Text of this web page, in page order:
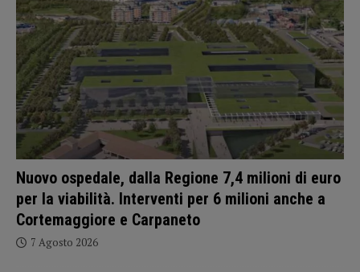
Nuovo ospedale, dalla Regione 7,4 milioni di euro
per la viabilità. Interventi per 6 milioni anche a
Cortemaggiore e Carpaneto
7 Agosto 2026